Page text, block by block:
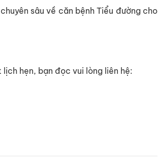
chuyên sâu về căn bệnh Tiểu đường cho
lịch hẹn, bạn đọc vui lòng liên hệ: